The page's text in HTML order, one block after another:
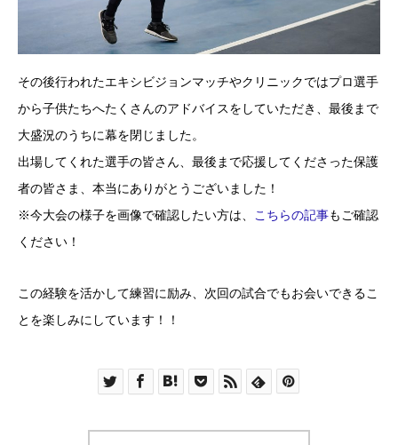
その後行われたエキシビジョンマッチやクリニックではプロ選手
から子供たちへたくさんのアドバイスをしていただき、最後まで
大盛況のうちに幕を閉じました。
出場してくれた選手の皆さん、最後まで応援してくださった保護
者の皆さま、本当にありがとうございました！
※今大会の様子を画像で確認したい方は、
こちらの記事もご確認
ください！
この経験を活かして練習に励み、次回の試合でもお会いできるこ
とを楽しみにしています！！